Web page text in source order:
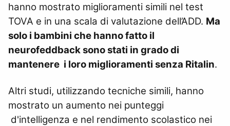
hanno mostrato miglioramenti simili nel test
TOVA e in una scala di valutazione dell’ADD. Ma
solo i bambini che hanno fatto il
neurofeddback sono stati in grado di
mantenere i loro miglioramenti senza Ritalin.
Altri studi, utilizzando tecniche simili, hanno
mostrato un aumento nei punteggi
d'intelligenza e nel rendimento scolastico nei